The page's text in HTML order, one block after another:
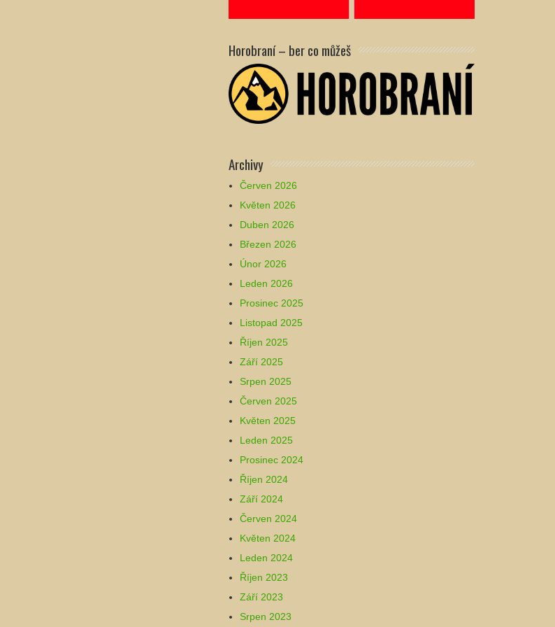
Horobraní – ber co můžeš
Archivy
Červen 2026
Květen 2026
Duben 2026
Březen 2026
Únor 2026
Leden 2026
Prosinec 2025
Listopad 2025
Říjen 2025
Září 2025
Srpen 2025
Červen 2025
Květen 2025
Leden 2025
Prosinec 2024
Říjen 2024
Září 2024
Červen 2024
Květen 2024
Leden 2024
Říjen 2023
Září 2023
Srpen 2023